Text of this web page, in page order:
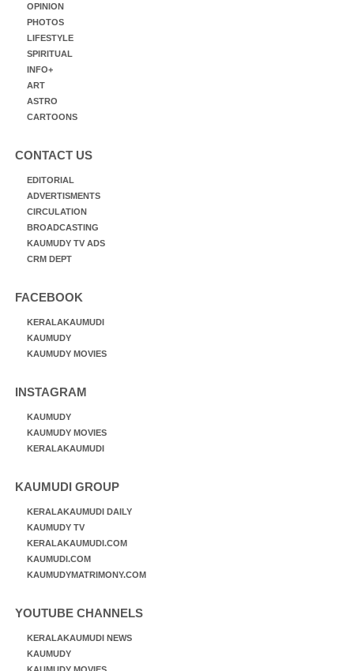
OPINION
PHOTOS
LIFESTYLE
SPIRITUAL
INFO+
ART
ASTRO
CARTOONS
CONTACT US
EDITORIAL
ADVERTISMENTS
CIRCULATION
BROADCASTING
KAUMUDY TV ADS
CRM DEPT
FACEBOOK
KERALAKAUMUDI
KAUMUDY
KAUMUDY MOVIES
INSTAGRAM
KAUMUDY
KAUMUDY MOVIES
KERALAKAUMUDI
KAUMUDI GROUP
KERALAKAUMUDI DAILY
KAUMUDY TV
KERALAKAUMUDI.COM
KAUMUDI.COM
KAUMUDYMATRIMONY.COM
YOUTUBE CHANNELS
KERALAKAUMUDI NEWS
KAUMUDY